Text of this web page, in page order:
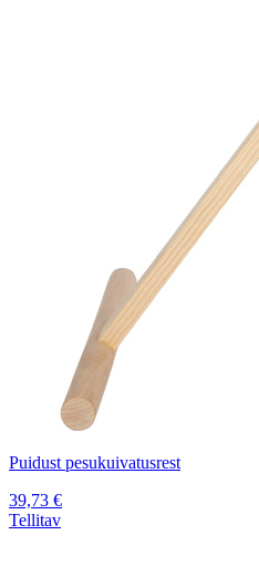
Puidust pesukuivatusrest
39,73 €
Tellitav